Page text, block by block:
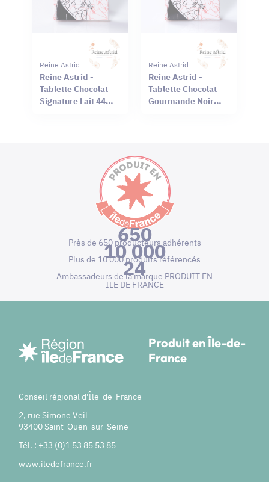
Reine Astrid
Reine Astrid -
Tablette Chocolat
Signature Lait 44%
Reine Astrid
Reine Astrid -
Tablette Chocolat
Gourmande Noir
650
Près de 650 producteurs adhérents
10 000
Plus de 10 000 produits référencés
24
Ambassadeurs de la marque PRODUIT EN
ILE DE FRANCE
Produit en Île-de-
France
Conseil régional d'Île-de-France
2, rue Simone Veil
93400 Saint-Ouen-sur-Seine
Tél. : +33 (0)1 53 85 53 85
www.iledefrance.fr